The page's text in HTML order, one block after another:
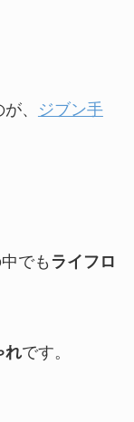
、
ジブン手
でも ライフロ
れです。